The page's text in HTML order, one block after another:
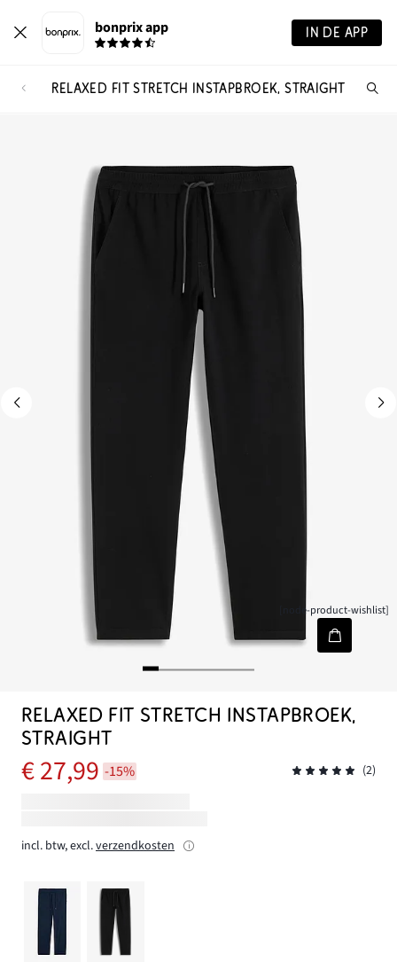
bonprix app IN DE APP
RELAXED FIT STRETCH INSTAPBROEK, STRAIGHT
[node-product-wishlist]
RELAXED FIT STRETCH INSTAPBROEK,
STRAIGHT
€ 27,99 -15% (2)
incl. btw, excl.verzendkosten